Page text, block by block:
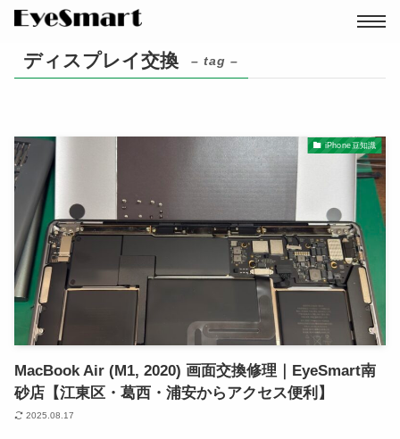
パソコン修理
ディスプレイ交換 – tag –
iPhone豆知識
MacBook Air (M1, 2020) 画面交換修理｜EyeSmart南
砂店【江東区・葛西・浦安からアクセス便利】
2025.08.17